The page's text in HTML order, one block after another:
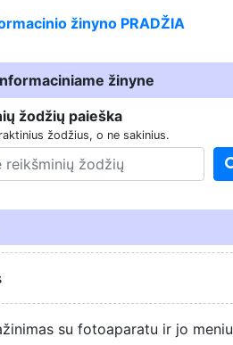
žinyno PRADŽIA
žinyne
žodžių paieška
žodžius, o ne sakinius.
su fotoaparatu ir jo meniu